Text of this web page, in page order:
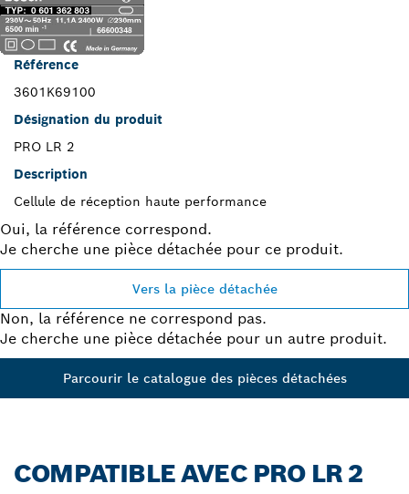
Référence
3601K69100
Désignation du produit
PRO LR 2
Description
Cellule de réception haute performance
Oui, la référence correspond.
Je cherche une pièce détachée pour ce produit.
Vers la pièce détachée
Non, la référence ne correspond pas.
Je cherche une pièce détachée pour un autre produit.
Parcourir le catalogue des pièces détachées
COMPATIBLE AVEC PRO LR 2